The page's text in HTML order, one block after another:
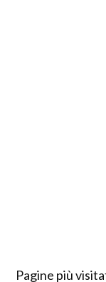
Pagine più